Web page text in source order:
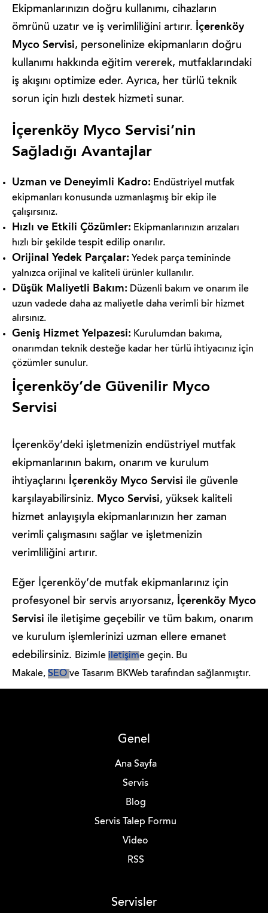
Ekipmanlarınızın doğru kullanımı, cihazların
ömrünü uzatır ve iş verimliliğini artırır.
İçerenköy
Myco Servisi, personelinize ekipmanların doğru
kullanımı hakkında eğitim vererek, mutfaklarındaki
iş akışını optimize eder. Ayrıca, her türlü teknik
sorun için hızlı destek hizmeti sunar.
İçerenköy Myco Servisi’nin
Sağladığı Avantajlar
Uzman ve Deneyimli Kadro: Endüstriyel mutfak
ekipmanları konusunda uzmanlaşmış bir ekip ile
çalışırsınız.
Hızlı ve Etkili Çözümler: Ekipmanlarınızın arızaları
hızlı bir şekilde tespit edilip onarılır.
Orijinal Yedek Parçalar: Yedek parça temininde
yalnızca orijinal ve kaliteli ürünler kullanılır.
Düşük Maliyetli Bakım: Düzenli bakım ve onarım ile
uzun vadede daha az maliyetle daha verimli bir hizmet
alırsınız.
Geniş Hizmet Yelpazesi: Kurulumdan bakıma,
onarımdan teknik desteğe kadar her türlü ihtiyacınız için
çözümler sunulur.
İçerenköy’de Güvenilir Myco
Servisi
İçerenköy’deki işletmenizin endüstriyel mutfak
ekipmanlarının bakım, onarım ve kurulum
ihtiyaçlarını
İçerenköy Myco Servisi ile güvenle
karşılayabilirsiniz. Myco Servisi, yüksek kaliteli
hizmet anlayışıyla ekipmanlarınızın her zaman
verimli çalışmasını sağlar ve işletmenizin
verimliliğini artırır.
Eğer İçerenköy’de mutfak ekipmanlarınız için
profesyonel bir servis arıyorsanız,
İçerenköy Myco
Servisi ile iletişime geçebilir ve tüm bakım, onarım
ve kurulum işlemlerinizi uzman ellere emanet
edebilirsiniz. Bizimle iletişime geçin. Bu
Makale, SEO ve Tasarım BKWeb tarafından sağlanmıştır.
Genel
Ana Sayfa
Servis
Blog
Servis Talep Formu
Video
RSS
Servisler